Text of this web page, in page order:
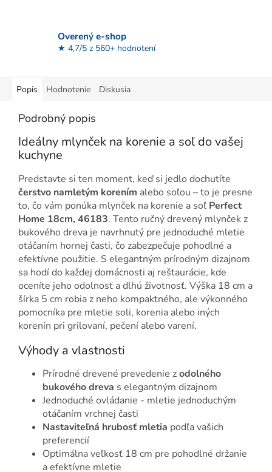
Overený e-shop
★ 4,7/5 z 560+ hodnotení
Popis Hodnotenie Diskusia
Podrobný popis
Ideálny mlynček na korenie a soľ do vašej
kuchyne
Predstavte si ten moment, keď si jedlo dochutíte
čerstvo namletým korením alebo soľou – to je presne
to, čo vám ponúka mlynček na korenie a soľ Perfect
Home 18cm, 46183. Tento ručný drevený mlynček z
bukového dreva je navrhnutý pre jednoduché mletie
otáčaním hornej časti, čo zabezpečuje pohodlné a
efektívne použitie. S elegantným prírodným dizajnom
sa hodí do každej domácnosti aj reštaurácie, kde
oceníte jeho odolnosť a dlhú životnosť. Výška 18 cm a
šírka 5 cm robia z neho kompaktného, ale výkonného
pomocníka pre mletie soli, korenia alebo iných
korenín pri grilovaní, pečení alebo varení.
Výhody a vlastnosti
Prírodné drevené prevedenie zodolného
bukového dreva s elegantným dizajnom
Jednoduché ovládanie - mletie jednoduchým
otáčaním vrchnej časti
Nastaviteľná hrubosť mletia podľa vašich
preferencií
Optimálna veľkosť 18 cm pre pohodlné držanie
a efektívne mletie